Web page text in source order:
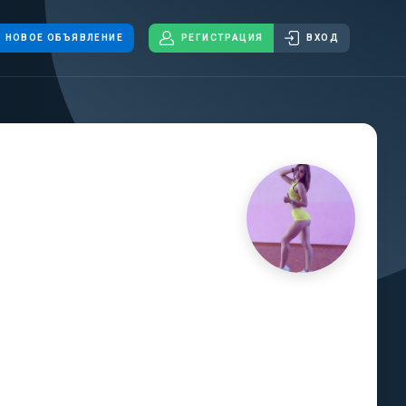
НОВОЕ ОБЪЯВЛЕНИЕ РЕГИСТРАЦИЯ ВХОД